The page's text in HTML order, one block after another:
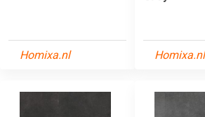
Homixa.nl Homixa.nl